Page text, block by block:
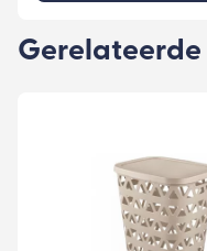
Gerelateerde